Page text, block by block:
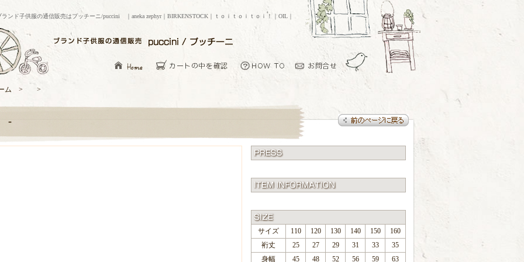
ランド子供服の通信販売はプッチーニ/puccini ｜aneka zephyr｜BIRKENSTOCK｜ｔｏｉｔｏｉｔｏｉ！｜OIL｜
ーム > >
-
サイズ 110 120 130 140 150
160
裄丈
25 27 29 31 33
35
身幅
45 48 52 56 59 63